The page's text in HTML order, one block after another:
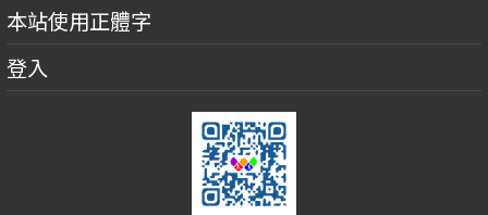
本站使用正體字
登入